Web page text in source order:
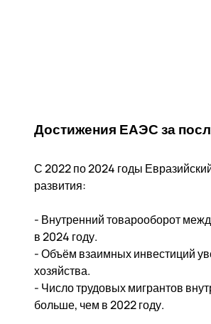
Достижения ЕАЭС за
С 2022 по 2024 годы
развития:
- Внутренний товарооборот
в 2024 году.
- Объём взаимных инвестиций
хозяйства.
- Число трудовых мигрантов
больше, чем в 2022 году.